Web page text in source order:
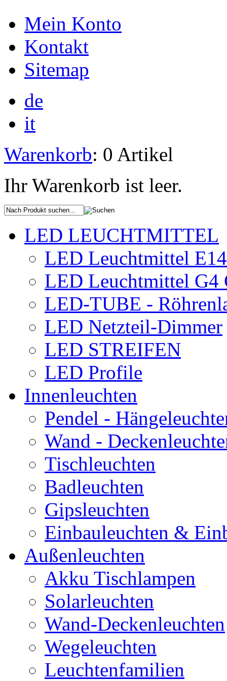
Mein Konto
Kontakt
Sitemap
de
it
Warenkorb: 0 Artikel
Ihr Warenkorb ist leer.
LED LEUCHTMITTEL
LED Leuchtmittel
LED Leuchtmittel G4
LED-TUBE -
LED Netzteil-Dimmer
LED STREIFEN
LED Profile
Innenleuchten
Pendel -
Wand -
Tischleuchten
Badleuchten
Gipsleuchten
Einbauleuchten &
Außenleuchten
Akku Tischlampen
Solarleuchten
Wand-Deckenleuchten
Wegeleuchten
Leuchtenfamilien